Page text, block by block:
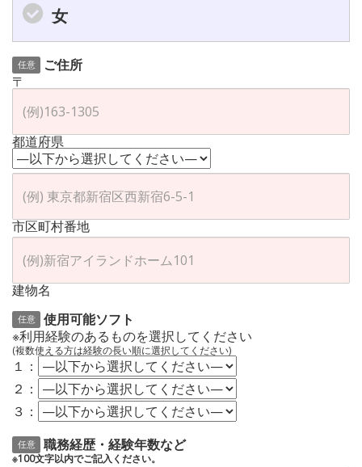
女
任意
ご住所
〒
都道府県
市区町村番地
建物名
任意
使用可能ソフト
※利用経験のあるものを選択してください
(複数使える方は経験の長い順に選択してください)
１：
２：
３：
任意 職務経歴・経験年数など
※100文字以内でご記入ください。